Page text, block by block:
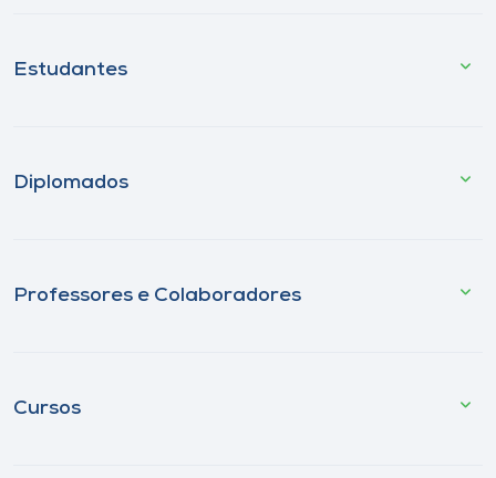
Estudantes
Diplomados
Professores e Colaboradores
Cursos